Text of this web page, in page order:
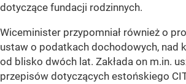
dotyczące fundacji rodzinnych.
Wiceminister przypomniał również o
ustaw o podatkach dochodowych, nad
od blisko dwóch lat. Zakłada on m.in.
przepisów dotyczących estońskiego